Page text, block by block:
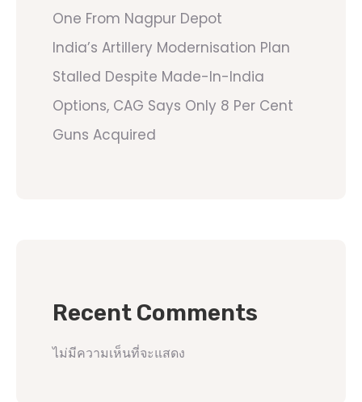
One From Nagpur Depot
India’s Artillery Modernisation Plan
Stalled Despite Made-In-India
Options, CAG Says Only 8 Per Cent
Guns Acquired
Recent Comments
ไม่มีความเห็นที่จะแสดง